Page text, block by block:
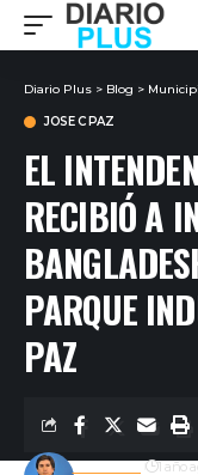
Diario Plus > Blog >
JOSE C PAZ
EL
RECIBIÓ A
PARQUE
PAZ
Redacción 1 año